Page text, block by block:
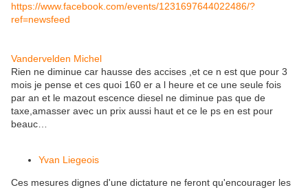
https://www.facebook.com/events/1231697644022486/?
ref=newsfeed
Vandervelden Michel
Rien ne diminue car hausse des accises ,et ce n est que pour 3
mois je pense et ces quoi 160 er a l heure et ce une seule fois
par an et le mazout escence diesel ne diminue pas que de
taxe,amasser avec un prix aussi haut et ce le ps en est pour
beauc…
Yvan Liegeois
Ces mesures dignes d'une dictature ne feront qu'encourager les